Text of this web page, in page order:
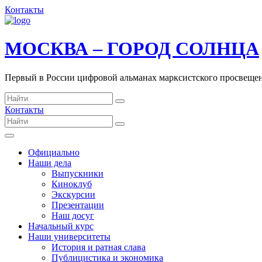
Контакты
МОСКВА – ГОРОД СОЛНЦА
Первый в России цифровой альманах марксистского
Контакты
Официально
Наши дела
Выпускники
Киноклуб
Экскурсии
Презентации
Наш досуг
Начальный курс
Наши университеты
История и ратная слава
Публицистика и экономика